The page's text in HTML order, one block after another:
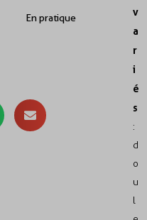
En pratique
v
a
r
i
é
s
:
d
o
u
l